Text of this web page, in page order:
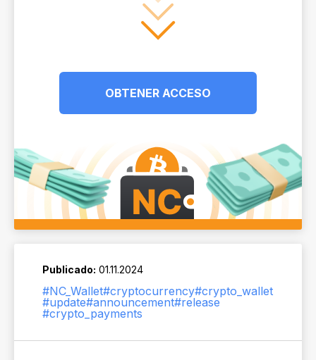
OBTENER ACCESO
Publicado: 01.11.2024
#NC_Wallet#cryptocurrency#crypto_wallet
#update#announcement#release
#crypto_payments